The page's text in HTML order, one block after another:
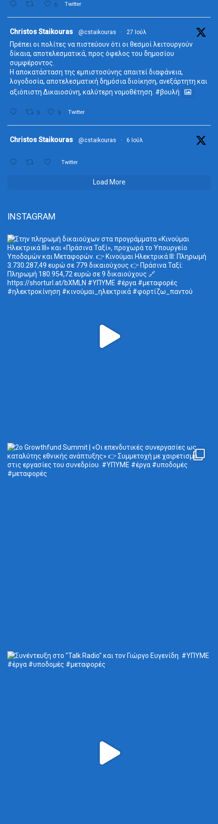
6 Twitter
Christos Staikouras @cstaikouras · 27 Ιούλ
Πρέπει οι πολίτες να πιστεύουν ότι οι θεσμοί λειτουργούν
δίκαια, αποτελεσματικά, προς όφελος του δημοσίου
συμφέροντος.
Η αποκατάσταση της εμπιστοσύνης απαιτεί διαφάνεια,
λογοδοσία, αποτελεσματική δημόσια διοίκηση, ανεξάρτητη και
αξιόπιστη Δικαιοσύνη, καλύτερη νομοθέτηση. #βουλή
3 9 Twitter
Christos Staikouras @cstaikouras · 6 Ιούλ
Twitter
Load More
INSTAGRAM